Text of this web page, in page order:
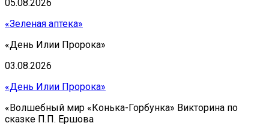
05.08.2026
«Зеленая аптека»
«День Илии Пророка»
03.08.2026
«День Илии Пророка»
«Волшебный мир «Конька-Горбунка» Викторина по
сказке П.П. Ершова